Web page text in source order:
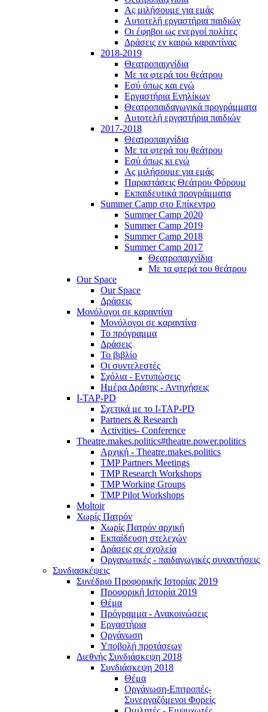
Ας μιλήσουμε για εμάς
Αυτοτελή εργαστήρια παιδιών
Οι έφηβοι ως ενεργοί πολίτες
Δράσεις εν καιρώ καραντίνας
2018-2019
Θεατροπαιχνίδια
Με τα φτερά του θεάτρου
Εσύ όπως και εγώ
Εργαστήρια Ενηλίκων
Θεατροπαιδαγωγικά προγράμματα
Αυτοτελή εργαστήρια παιδιών
2017-2018
Θεατροπαιχνίδια
Με τα φτερά του θεάτρου
Εσύ όπως κι εγώ
Ας μιλήσουμε για εμάς
Παραστάσεις Θεάτρου Φόρουμ
Εκπαιδευτικά προγράμματα
Summer Camp στο Επίκεντρο
Summer Camp 2020
Summer Camp 2019
Summer Camp 2018
Summer Camp 2017
Θεατροπαιχνίδια
Με τα φτερά του θεάτρου
Our Space
Our Space
Δράσεις
Μονόλογοι σε καραντίνα
Μονόλογοι σε καραντίνα
Το πρόγραμμα
Δράσεις
Το βιβλίο
Οι συντελεστές
Σχόλια - Εντυπώσεις
Ημέρα Δράσης - Αντηχήσεις
I-TAP-PD
Σχετικά με το I-TAP-PD
Partners & Research
Activities- Conference
Theatre.makes.politics#theatre.power.politics
Αρχική - Theatre.makes.politics
TMP Partners Meetings
TMP Research Workshops
TMP Working Groups
TMP Pilot Workshops
Moltoir
Χωρίς Πατρόν
Χωρίς Πατρόν αρχική
Εκπαίδευση στελεχών
Δράσεις σε σχολεία
Οργανωτικές - παιδαγωγικές συναντήσεις
Συνδιασκέψεις
Συνέδριο Προφορικής Ιστορίας 2019
Προφορική Ιστορία 2019
Θέμα
Πρόγραμμα - Ανακοινώσεις
Εργαστήρια
Οργάνωση
Υποβολή προτάσεων
Διεθνής Συνδιάσκεψη 2018
Συνδιάσκεψη 2018
Θέμα
Οργάνωση-Επιτροπές-
Συνεργαζόμενοι Φορείς